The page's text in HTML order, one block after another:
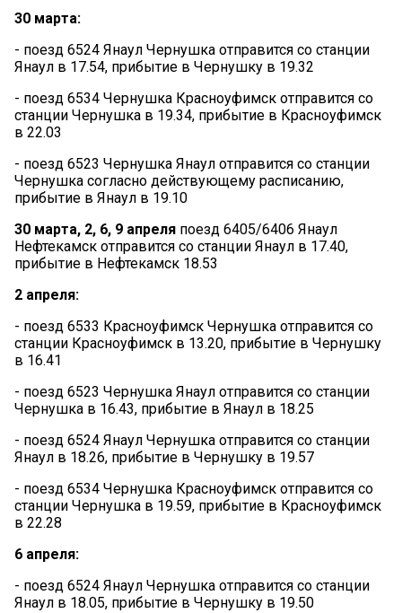
30 марта:
- поезд 6524 Янаул Чернушка отправится со станции
Янаул в 17.54, прибытие в Чернушку в 19.32
- поезд 6534 Чернушка Красноуфимск отправится со
станции Чернушка в 19.34, прибытие в Красноуфимск
в 22.03
- поезд 6523 Чернушка Янаул отправится со станции
Чернушка согласно действующему расписанию,
прибытие в Янаул в 19.10
30 марта, 2, 6, 9 апреля поезд 6405/6406 Янаул
Нефтекамск отправится со станции Янаул в 17.40,
прибытие в Нефтекамск 18.53
2 апреля:
- поезд 6533 Красноуфимск Чернушка отправится со
станции Красноуфимск в 13.20, прибытие в Чернушку
в 16.41
- поезд 6523 Чернушка Янаул отправится со станции
Чернушка в 16.43, прибытие в Янаул в 18.25
- поезд 6524 Янаул Чернушка отправится со станции
Янаул в 18.26, прибытие в Чернушку в 19.57
- поезд 6534 Чернушка Красноуфимск отправится со
станции Чернушка в 19.59, прибытие в Красноуфимск
в 22.28
6 апреля:
- поезд 6524 Янаул Чернушка отправится со станции
Янаул в 18.05, прибытие в Чернушку в 19.50